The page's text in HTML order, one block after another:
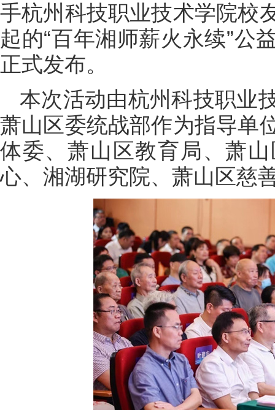
手杭州科技职业技术学院校
起的“百年湘师薪火永续”公
正式发布。
本次活动由杭州科技职业
萧山区委统战部作为指导单
体委、萧山区教育局、萧
心、湘湖研究院、萧山区慈